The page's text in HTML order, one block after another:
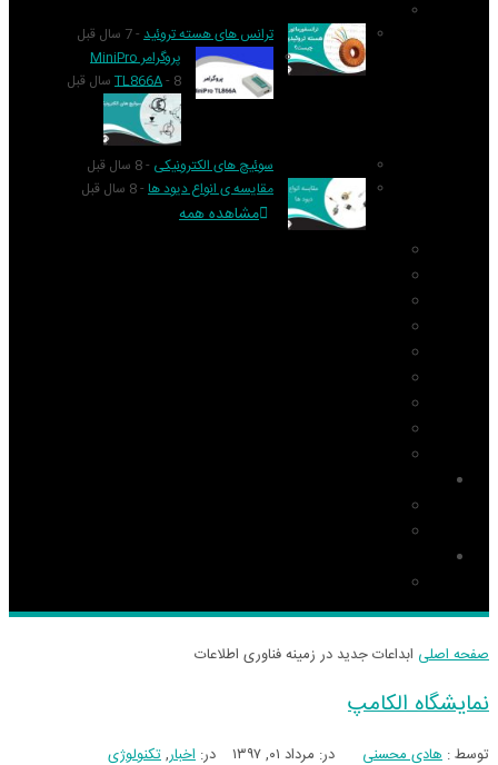
ترانس های هسته تروئید - 7 سال قبل
پروگرامر MiniPro
TL866A- 8 سال قبل
سوئیچ های الکترونیکی - 8 سال قبل
مقایسه ی انواع دیود ها - 8 سال قبل
مشاهده همه
صفحه اصلی ابداعات جدید در زمینه فناوری اطلاعات
نمایشگاه الکامپ
توسط : هادی محسنی در: مرداد ۰۱, ۱۳۹۷ در: اخبار,تکنولوژی